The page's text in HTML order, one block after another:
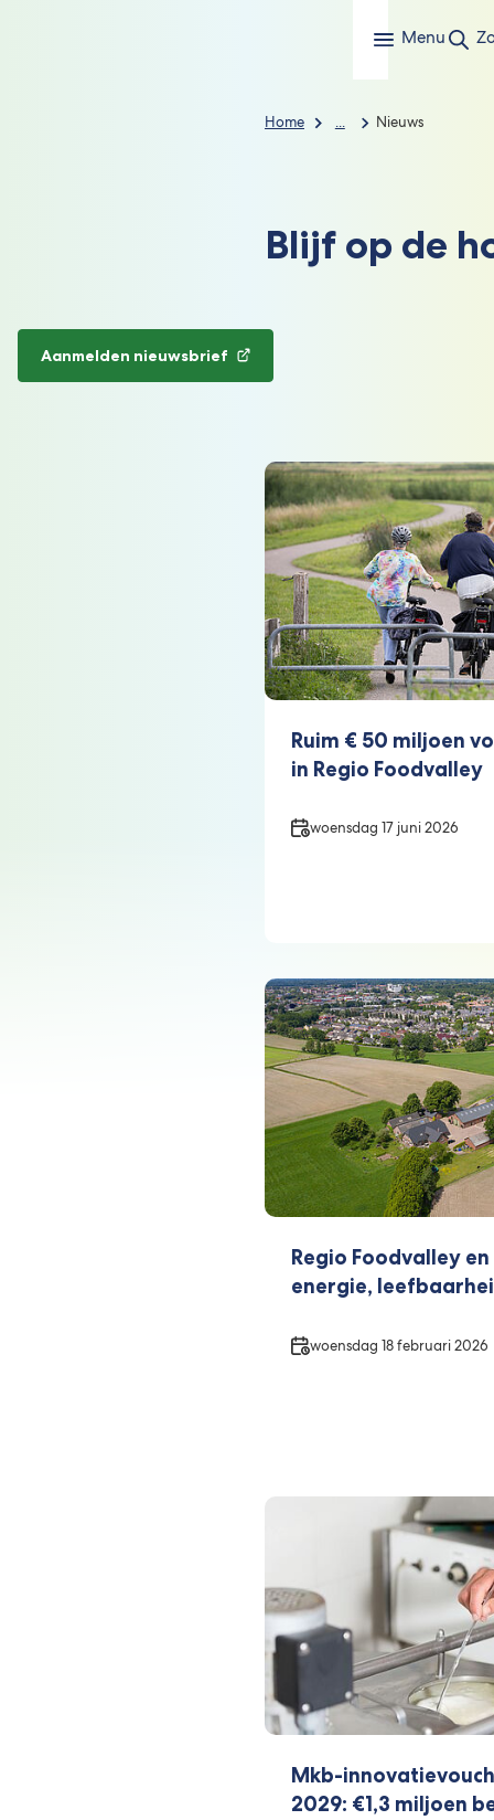
Menu
Home ... Nieuws
Blijf op de
Aanmelden nieuwsbrief
(Verwijst
Ruim € 50 miljoen
in Regio Foodvalley
Datum
woensdag 17 juni 2026
Regio Foodvalley
energie,
Datum
woensdag 18 februari 2026
Mkb-
2029: €1,3 miljoen